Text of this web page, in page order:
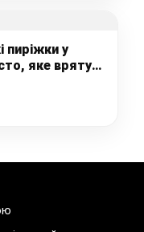
пиріжки у
яке врятує
разу